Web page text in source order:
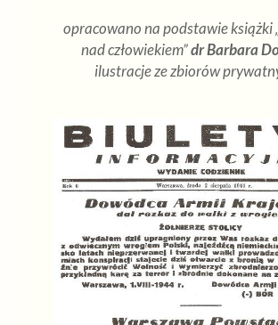
opracowano na podstawie książki
nad człowiekiem”dr Barbara
ilustracje ze zbiorów